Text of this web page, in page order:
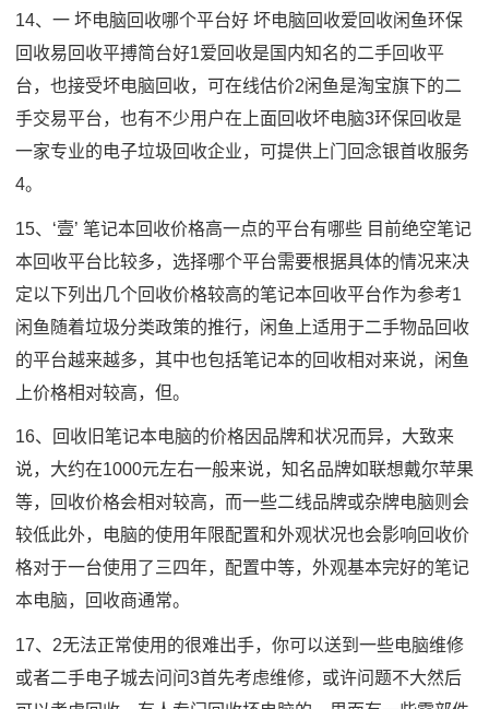
14、一 坏电脑回收哪个平台好 坏电脑回收爱回收闲鱼环保
回收易回收平搏简台好1爱回收是国内知名的二手回收平
台，也接受坏电脑回收，可在线估价2闲鱼是淘宝旗下的二
手交易平台，也有不少用户在上面回收坏电脑3环保回收是
一家专业的电子垃圾回收企业，可提供上门回念银首收服务
4。
15、‘壹’ 笔记本回收价格高一点的平台有哪些 目前绝空笔记
本回收平台比较多，选择哪个平台需要根据具体的情况来决
定以下列出几个回收价格较高的笔记本回收平台作为参考1
闲鱼随着垃圾分类政策的推行，闲鱼上适用于二手物品回收
的平台越来越多，其中也包括笔记本的回收相对来说，闲鱼
上价格相对较高，但。
16、回收旧笔记本电脑的价格因品牌和状况而异，大致来
说，大约在1000元左右一般来说，知名品牌如联想戴尔苹果
等，回收价格会相对较高，而一些二线品牌或杂牌电脑则会
较低此外，电脑的使用年限配置和外观状况也会影响回收价
格对于一台使用了三四年，配置中等，外观基本完好的笔记
本电脑，回收商通常。
17、2无法正常使用的很难出手，你可以送到一些电脑维修
或者二手电子城去问问3首先考虑维修，或许问题不大然后